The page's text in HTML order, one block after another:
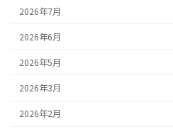
2026年7月
2026年6月
2026年5月
2026年3月
2026年2月